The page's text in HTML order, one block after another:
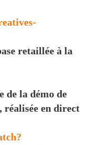
retaillée à la
de la démo de
en direct